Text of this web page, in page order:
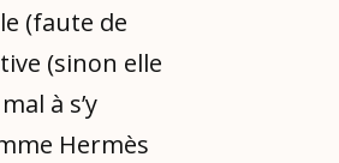
(faute de
(sinon elle
à s’y
Hermès